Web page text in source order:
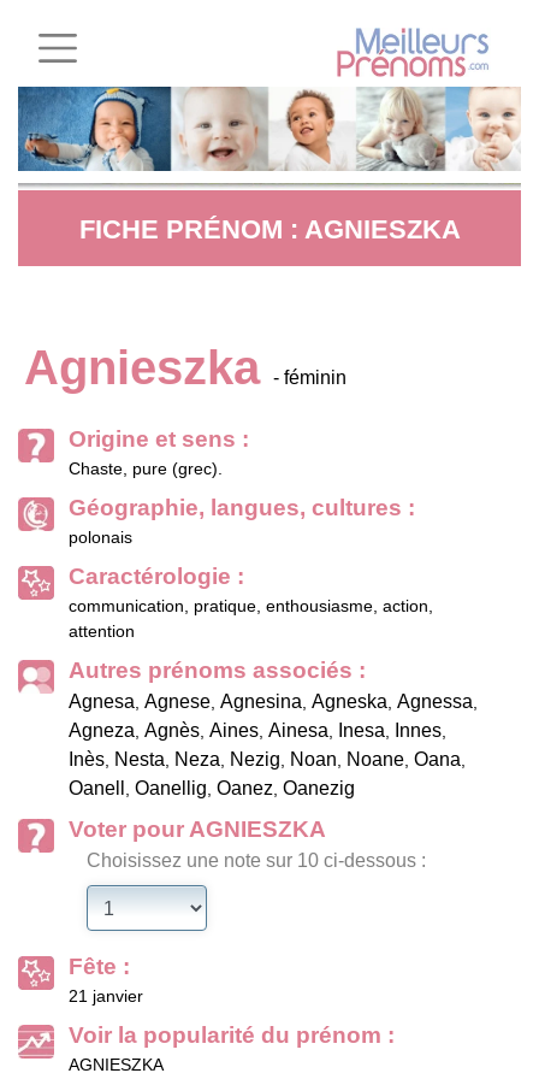
FICHE PRÉNOM : AGNIESZKA
Agnieszka - féminin
Origine et sens :
Chaste, pure (grec).
Géographie, langues, cultures :
polonais
Caractérologie :
communication, pratique, enthousiasme, action,
attention
Autres prénoms associés :
Agnesa, Agnese, Agnesina, Agneska, Agnessa,
Agneza, Agnès, Aines, Ainesa, Inesa, Innes,
Inès, Nesta, Neza, Nezig, Noan, Noane, Oana,
Oanell , Oanellig, Oanez, Oanezig
Voter pour AGNIESZKA
Choisissez une note sur 10 ci-dessous :
Fête :
21 janvier
Voir la popularité du prénom :
AGNIESZKA